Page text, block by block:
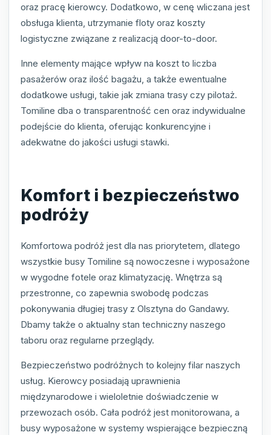
oraz pracę kierowcy. Dodatkowo, w cenę wliczana jest
obsługa klienta, utrzymanie floty oraz koszty
logistyczne związane z realizacją door-to-door.
Inne elementy mające wpływ na koszt to liczba
pasażerów oraz ilość bagażu, a także ewentualne
dodatkowe usługi, takie jak zmiana trasy czy pilotaż.
Tomiline dba o transparentność cen oraz indywidualne
podejście do klienta, oferując konkurencyjne i
adekwatne do jakości usługi stawki.
Komfort i bezpieczeństwo
podróży
Komfortowa podróż jest dla nas priorytetem, dlatego
wszystkie busy Tomiline są nowoczesne i wyposażone
w wygodne fotele oraz klimatyzację. Wnętrza są
przestronne, co zapewnia swobodę podczas
pokonywania długiej trasy z Olsztyna do Gandawy.
Dbamy także o aktualny stan techniczny naszego
taboru oraz regularne przeglądy.
Bezpieczeństwo podróżnych to kolejny filar naszych
usług. Kierowcy posiadają uprawnienia
międzynarodowe i wieloletnie doświadczenie w
przewozach osób. Cała podróż jest monitorowana, a
busy wyposażone w systemy wspierające bezpieczną